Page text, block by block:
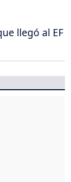
llegó al EF